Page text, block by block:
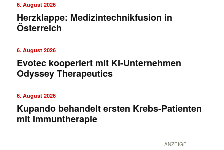
6. August 2026
Herzklappe: Medizintechnikfusion in
Österreich
6. August 2026
Evotec kooperiert mit KI-Unternehmen
Odyssey Therapeutics
6. August 2026
Kupando behandelt ersten Krebs-Patienten
mit Immuntherapie
ANZEIGE